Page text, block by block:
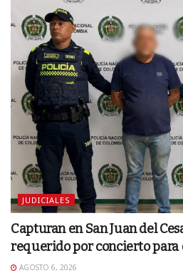
JUDICIALES
Capturan en San Juan del
requerido por concierto
AGOSTO 6, 2026